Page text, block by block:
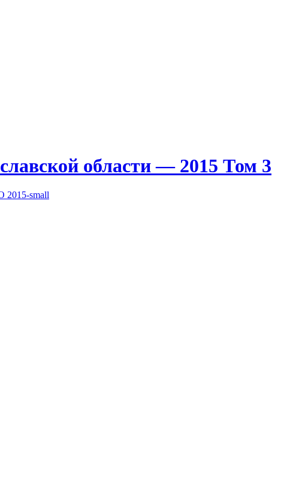
области — 2015 Том 3
2015-small